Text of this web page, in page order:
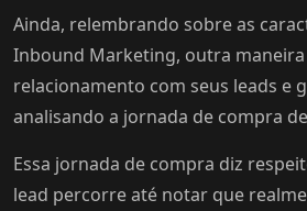
Ainda, relembrando sobre as
Inbound Marketing, outra
relacionamento com seus leads e
analisando a jornada de compra
Essa jornada de compra diz
lead percorre até notar que